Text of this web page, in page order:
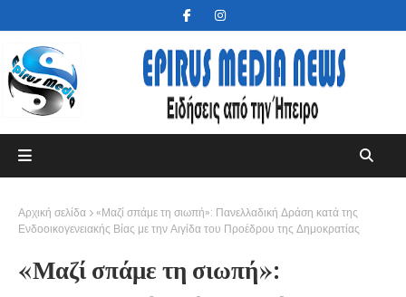
Αρχική σελίδα
«Μαζί σπάμε τη σιωπή»: Πανελλαδική Δράση κατά της
Ενδοοικογενειακής Βίας με την Αιγίδα του Προέδρου της Δημοκρατίας
«Μαζί σπάμε τη σιωπή»: